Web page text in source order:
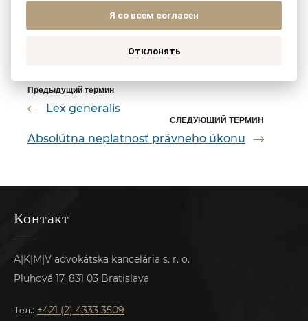
Они также помогут вам с обеспечением
официальных (судебных) переводов.
Предыдущий термин
Lex generalis
СЛЕДУЮЩИЙ ТЕРМИН
Absolútna neplatnosť právneho úkonu
Контакт
A|K|M|V advokátska kancelária s. r. o.
Pluhová 17, 831 03 Bratislava
Тел.: +421 (2) 4333 3509
Я со всем согласен
Отклонять